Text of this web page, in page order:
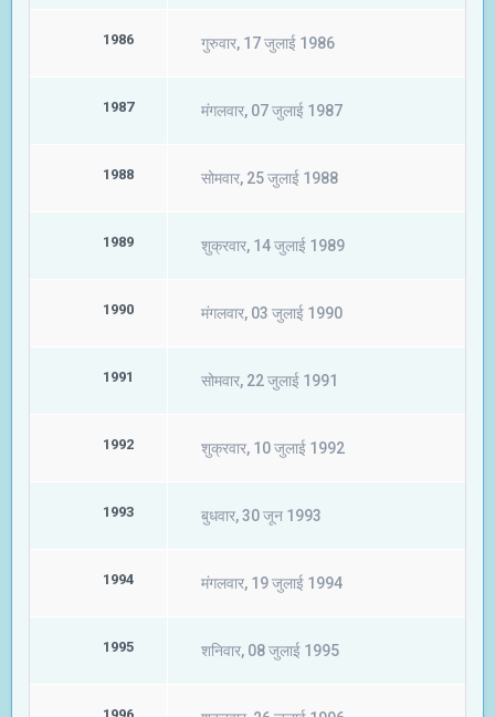
1986 गुरुवार, 17 जुलाई 1986
1987 मंगलवार, 07 जुलाई 1987
1988 सोमवार, 25 जुलाई 1988
1989 शुक्रवार, 14 जुलाई 1989
1990 मंगलवार, 03 जुलाई 1990
1991 सोमवार, 22 जुलाई 1991
1992 शुक्रवार, 10 जुलाई 1992
1993 बुधवार, 30 जून 1993
1994 मंगलवार, 19 जुलाई 1994
1995 शनिवार, 08 जुलाई 1995